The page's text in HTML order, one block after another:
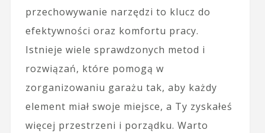
przechowywanie narzędzi to klucz do
efektywności oraz komfortu pracy.
Istnieje wiele sprawdzonych metod i
rozwiązań, które pomogą w
zorganizowaniu garażu tak, aby każdy
element miał swoje miejsce, a Ty zyskałeś
więcej przestrzeni i porządku. Warto